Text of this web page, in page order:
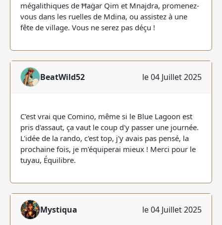
mégalithiques de Ħaġar Qim et Mnajdra, promenez-
vous dans les ruelles de Mdina, ou assistez à une
fête de village. Vous ne serez pas déçu !
BeatWild52 le 04 Juillet 2025
C'est vrai que Comino, même si le Blue Lagoon est
pris d'assaut, ça vaut le coup d'y passer une journée.
L'idée de la rando, c'est top, j'y avais pas pensé, la
prochaine fois, je m'équiperai mieux ! Merci pour le
tuyau, Équilibre.
Mystiqua le 04 Juillet 2025